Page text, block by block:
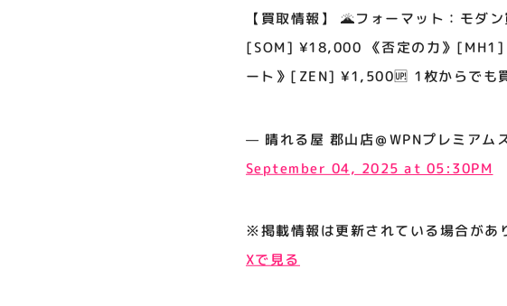
[WWK] ¥3,500🆙
¥1,500🆙 1枚からで
ちしております‼️😁
【買取情報】 🌋フォーマット：モダ
[SOM] ¥18,000 《否定の力》[MH1]
ート》[ZEN] ¥1,500🆙 1枚からでも
— 晴れる屋 郡山店＠WPNプレミ
September 04, 2025 at 05:30PM
※掲載情報は更新されている場合があ
Xで見る